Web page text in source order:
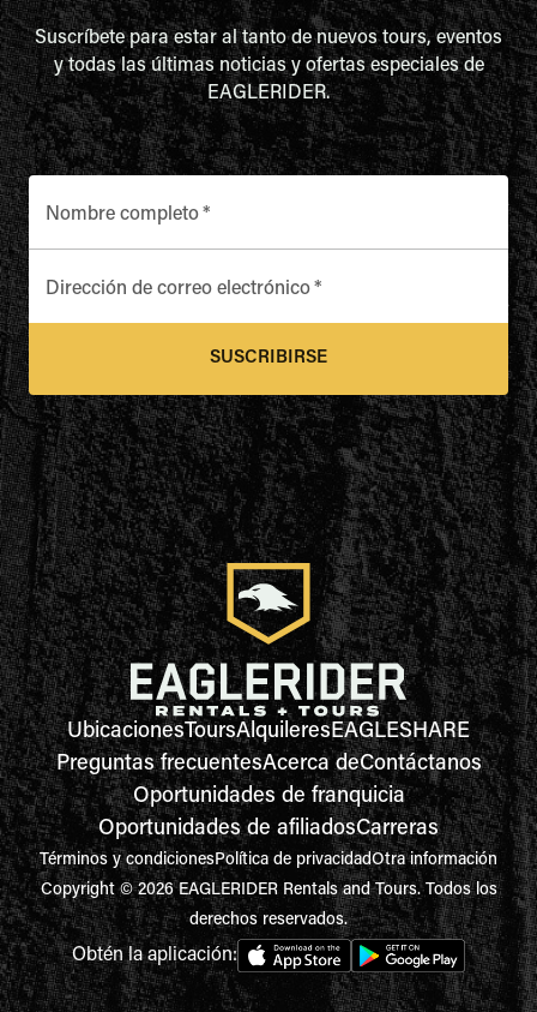
Suscríbete para estar al tanto de nuevos tours, eventos
y todas las últimas noticias y ofertas especiales de
EAGLERIDER.
Nombre completo*
Dirección de correo electrónico*
SUSCRIBIRSE
UbicacionesToursAlquileresEAGLESHARE
Preguntas frecuentesAcerca deContáctanos
Oportunidades de franquicia
Oportunidades de afiliadosCarreras
Términos y condicionesPolítica de privacidadOtra información
Copyright © 2026 EAGLERIDER Rentals and Tours. Todos los
derechos reservados.
Obtén la aplicación: